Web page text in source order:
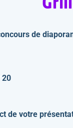
de
20
de votre